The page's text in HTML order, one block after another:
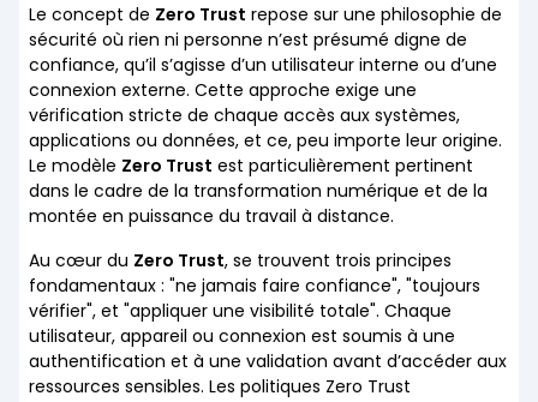
Le concept de Zero Trust repose sur une philosophie de
sécurité où rien ni personne n’est présumé digne de
confiance, qu’il s’agisse d’un utilisateur interne ou d’une
connexion externe. Cette approche exige une
vérification stricte de chaque accès aux systèmes,
applications ou données, et ce, peu importe leur origine.
Le modèle Zero Trust est particulièrement pertinent
dans le cadre de la transformation numérique et de la
montée en puissance du travail à distance.
Au cœur du Zero Trust, se trouvent trois principes
fondamentaux : "ne jamais faire confiance", "toujours
vérifier", et "appliquer une visibilité totale". Chaque
utilisateur, appareil ou connexion est soumis à une
authentification et à une validation avant d’accéder aux
ressources sensibles. Les politiques Zero Trust